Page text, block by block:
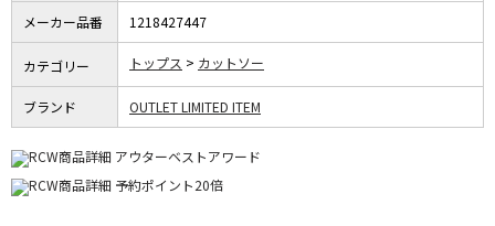
メーカー品番 1218427447
カテゴリー トップス カットソー
ブランド OUTLET LIMITED ITEM